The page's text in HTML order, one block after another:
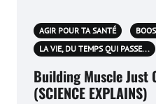
AGIR POUR TA SANTÉ
LA VIE, DU TEMPS QUI PASSE...
Building Muscle Just
(SCIENCE EXPLAINS)